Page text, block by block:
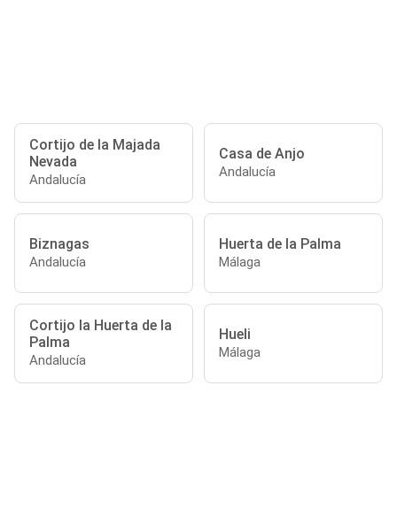
Cortijo de la Majada
Nevada
Andalucía
Casa de Anjo
Andalucía
Biznagas
Andalucía
Huerta de la Palma
Málaga
Cortijo la Huerta de la
Palma
Andalucía
Hueli
Málaga